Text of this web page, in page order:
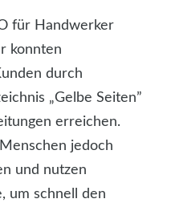
für Handwerker
konnten
durch
„Gelbe Seiten”
erreichen.
jedoch
und nutzen
um schnell den